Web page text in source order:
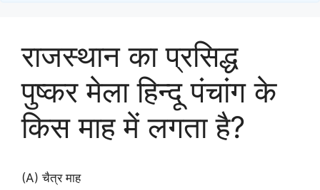
राजस्थान का प्रसिद्ध
पुष्कर मेला हिन्दू पंचांग के
किस माह में लगता है?
(A) चैत्र माह